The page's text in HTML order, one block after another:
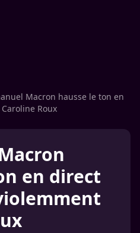
Macron hausse le ton en
Roux
en direct